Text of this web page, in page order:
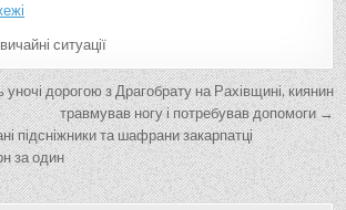
ситуації
дорогою з Драгобрату на Рахівщині, киянин
травмував ногу і потребував допомоги →
підсніжники та шафрани закарпатці
за один